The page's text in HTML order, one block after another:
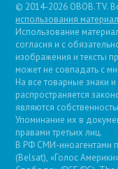
© 2014-2026 OBOB.TV.
использования
Использование
согласия и с
изображения и тексты
может не совпадать с
На все товарные знаки
распространяется
являются
Упоминание их в
правами третьих лиц.
В РФ СМИ-иноагентами
(Belsat), «Голос